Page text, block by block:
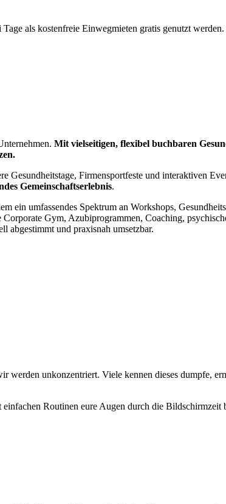
als kostenfreie Einwegmieten gratis genutzt
Mit vielseitigen, flexibel buchbaren
Gesundheitstage, Firmensportfeste und interaktiven
Gemeinschaftserlebnis.
ein umfassendes Spektrum an Workshops,
Gym, Azubiprogrammen, Coaching,
abgestimmt und praxisnah umsetzbar.
werden unkonzentriert. Viele kennen dieses dumpfe,
Routinen eure Augen durch die Bildschirmzeit